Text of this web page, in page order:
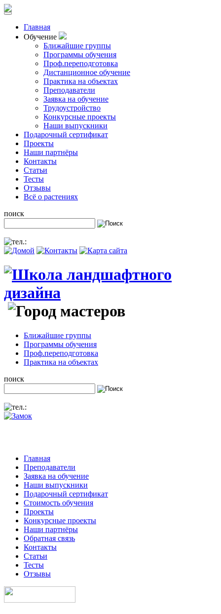
Главная
Обучение
Ближайшие группы
Программы обучения
Проф.переподготовка
Дистанционное обучение
Практика на объектах
Преподаватели
Заявка на обучение
Трудоустройство
Конкурсные проекты
Наши выпускники
Подарочный сертификат
Проекты
Наши партнёры
Контакты
Статьи
Тесты
Отзывы
Всё о растениях
поиск
Ближайшие группы
Программы обучения
Проф.переподготовка
Практика на объектах
поиск
Главная
Преподаватели
Заявка на обучение
Наши выпускники
Подарочный сертификат
Стоимость обучения
Проекты
Конкурсные проекты
Наши партнёры
Обратная связь
Контакты
Статьи
Тесты
Отзывы